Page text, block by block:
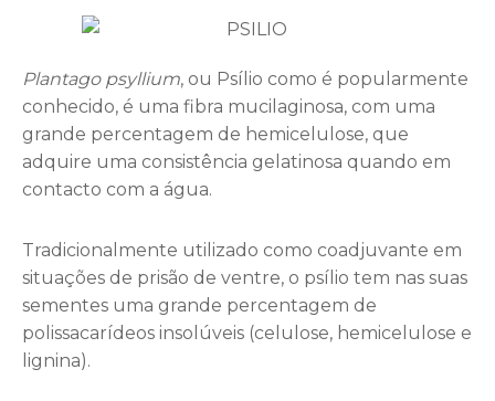
Plantago psyllium, ou Psílio como é popularmente
conhecido, é uma fibra mucilaginosa, com uma
grande percentagem de hemicelulose, que
adquire uma consistência gelatinosa quando em
contacto com a água.
Tradicionalmente utilizado como coadjuvante em
situações de prisão de ventre, o psílio tem nas suas
sementes uma grande percentagem de
polissacarídeos insolúveis (celulose, hemicelulose e
lignina).